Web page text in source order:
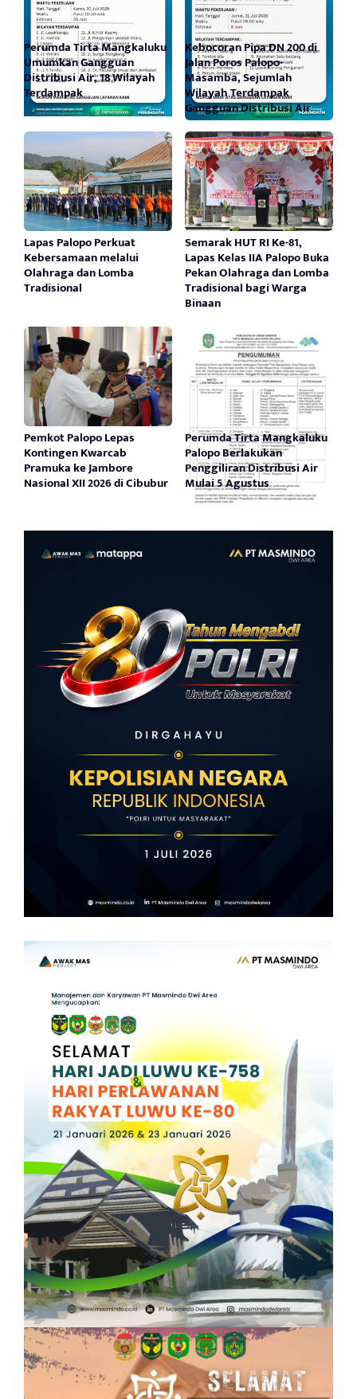
Perumda Tirta Mangkaluku
Umumkan Gangguan
Distribusi Air, 18 Wilayah
Terdampak
Kebocoran Pipa DN 200 di
Jalan Poros Palopo-
Masamba, Sejumlah
Wilayah Terdampak
Gangguan Distribusi Air
Lapas Palopo Perkuat
Kebersamaan melalui
Olahraga dan Lomba
Tradisional
Semarak HUT RI Ke-81,
Lapas Kelas IIA Palopo Buka
Pekan Olahraga dan Lomba
Tradisional bagi Warga
Binaan
Pemkot Palopo Lepas
Kontingen Kwarcab
Pramuka ke Jambore
Nasional XII 2026 di Cibubur
Perumda Tirta Mangkaluku
Palopo Berlakukan
Penggiliran Distribusi Air
Mulai 5 Agustus